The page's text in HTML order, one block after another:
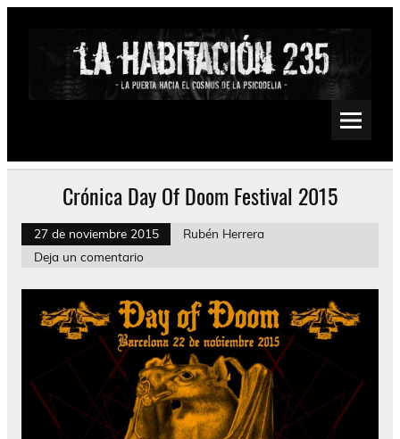
Saltar
Psychedelic, Stoner, Doom, Sludge, Fuzz, Space, Drone
Crónica Day Of Doom Festival 2015
27 de noviembre 2015
Rubén Herrera
Deja un comentario